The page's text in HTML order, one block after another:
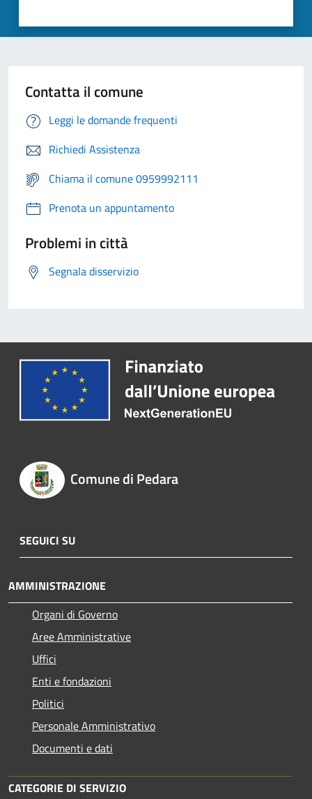
Contatta il comune
Leggi le domande frequenti
Richiedi Assistenza
Chiama il comune 0959992111
Prenota un appuntamento
Problemi in città
Segnala disservizio
Comune di Pedara
SEGUICI SU
AMMINISTRAZIONE
Organi di Governo
Aree Amministrative
Uffici
Enti e fondazioni
Politici
Personale Amministrativo
Documenti e dati
CATEGORIE DI SERVIZIO